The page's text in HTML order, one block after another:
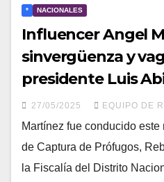
* NACIONALES
Influencer Angel
sinvergüenza y
presidente Luis
27/05/2025 EQUIPO DE
Martínez fue conducido
de Captura de Prófugos,
la Fiscalía del Distrito